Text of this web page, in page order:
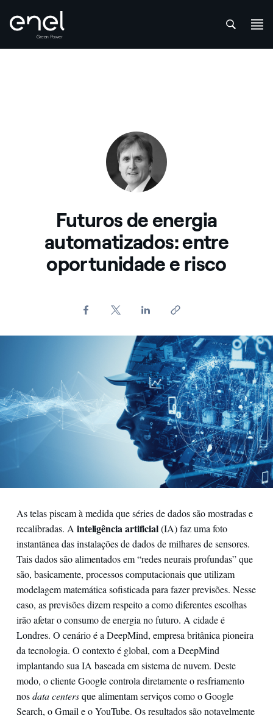
Futuros de energia
automatizados: entre
oportunidade e risco
As telas piscam à medida que séries de dados são mostradas e
recalibradas. A inteligência artificial(IA) faz uma foto
instantânea das instalações de dados de milhares de sensores.
Tais dados são alimentados em “redes neurais profundas” que
são, basicamente, processos computacionais que utilizam
modelagem matemática sofisticada para fazer previsões. Nesse
caso, as previsões dizem respeito a como diferentes escolhas
irão afetar o consumo de energia no futuro. A cidade é
Londres. O cenário é a DeepMind, empresa britânica pioneira
da tecnologia. O contexto é global, com a DeepMind
implantando sua IA baseada em sistema de nuvem. Deste
modo, o cliente Google controla diretamente o resfriamento
nosdata centersque alimentam serviços como o Google
Search, o Gmail e o YouTube. Os resultados são notavelmente